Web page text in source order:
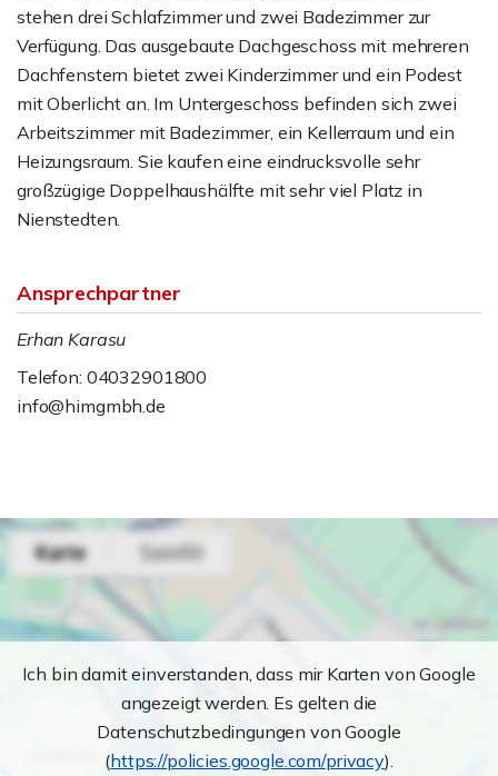
stehen drei Schlafzimmer und zwei Badezimmer zur
Verfügung. Das ausgebaute Dachgeschoss mit mehreren
Dachfenstern bietet zwei Kinderzimmer und ein Podest
mit Oberlicht an. Im Untergeschoss befinden sich zwei
Arbeitszimmer mit Badezimmer, ein Kellerraum und ein
Heizungsraum. Sie kaufen eine eindrucksvolle sehr
großzügige Doppelhaushälfte mit sehr viel Platz in
Nienstedten.
Ansprechpartner
Erhan Karasu
Telefon: 04032901800
info@himgmbh.de
Ich bin damit einverstanden, dass mir Karten von Google
angezeigt werden. Es gelten die
Datenschutzbedingungen von Google
(https://policies.google.com/privacy).